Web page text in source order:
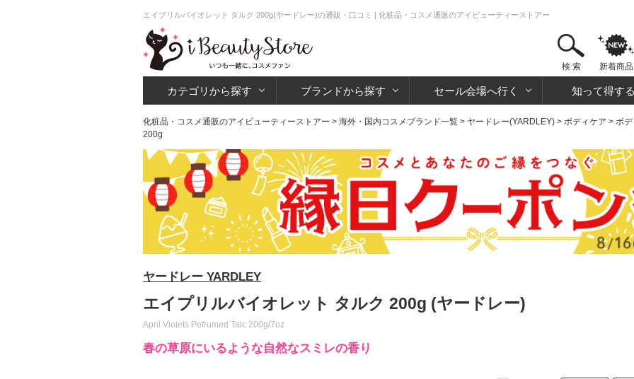
エイプリルバイオレット タルク 200g(ヤードレー)の通販・口コミ | 化粧品・コスメ通販のアイビューティーストアー
検 索 新着商品
カテゴリから探す ブランドから探す セール会場へ行く 知って得する
化粧品・コスメ通販のアイビューティーストアー > 海外・国内コスメブランド一覧 > ヤードレー(YARDLEY) > ボディケア > ボ
200g
ヤードレー YARDLEY
エイプリルバイオレット タルク 200g (ヤードレー)
April Violets Pefrumed Talc 200g/7oz
春の草原にいるような自然なスミレの香り